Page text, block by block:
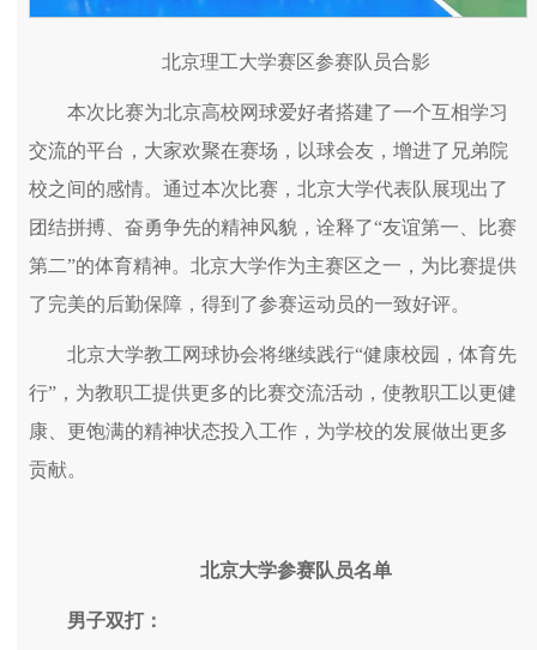
北京理工大学赛区参赛队员合影
本次比赛为北京高校网球爱好者搭建了一个互相学习
交流的平台，大家欢聚在赛场，以球会友，增进了兄弟院
校之间的感情。通过本次比赛，北京大学代表队展现出了
团结拼搏、奋勇争先的精神风貌，诠释了“友谊第一、比赛
第二”的体育精神。北京大学作为主赛区之一，为比赛提供
了完美的后勤保障，得到了参赛运动员的一致好评。
北京大学教工网球协会将继续践行“健康校园，体育先
行”，为教职工提供更多的比赛交流活动，使教职工以更健
康、更饱满的精神状态投入工作，为学校的发展做出更多
贡献。
北京大学参赛队员名单
男子双打：